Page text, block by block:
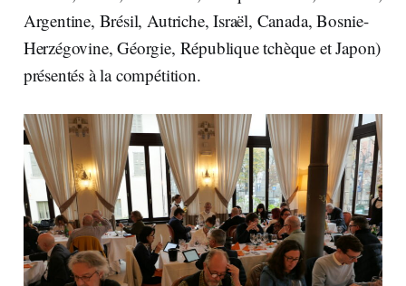
Argentine, Brésil, Autriche, Israël, Canada, Bosnie-
Herzégovine, Géorgie, République tchèque et Japon)
présentés à la compétition.